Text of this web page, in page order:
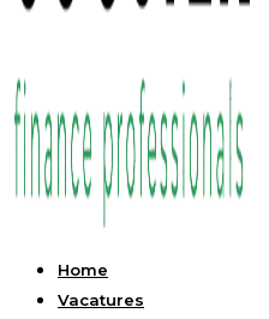
Home
Vacatures